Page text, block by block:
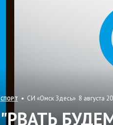
СПОРТ • СИ «Омск Здесь» 8 августа
"РВАТЬ